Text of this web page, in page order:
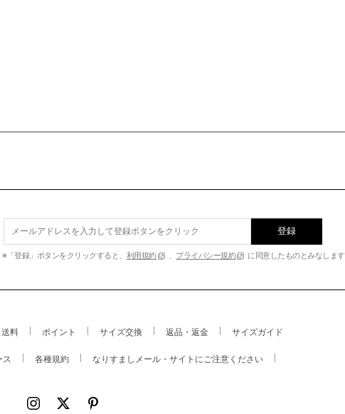
登録
※「登録」ボタンをクリックすると、 利用規約 、 プライバシー規約 に同意したものとみなします
料 ポイント サイズ交換 返品・返金 サイズガイド
ス 各種規約 なりすましメール・サイトにご注意ください